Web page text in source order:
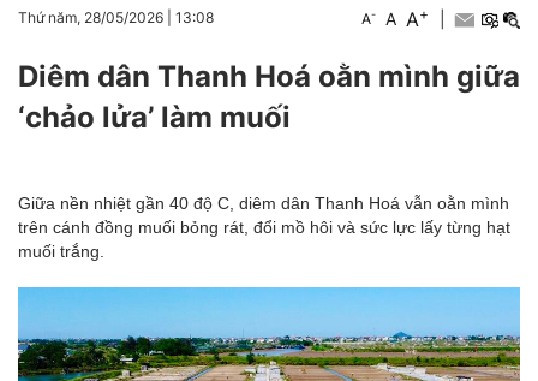
Thứ năm, 28/05/2026 13:08 A- A A+
Diêm dân Thanh Hoá oằn mình giữa
‘chảo lửa’ làm muối
Giữa nền nhiệt gần 40 độ C, diêm dân Thanh Hoá vẫn oằn mình
trên cánh đồng muối bỏng rát, đổi mồ hôi và sức lực lấy từng hạt
muối trắng.